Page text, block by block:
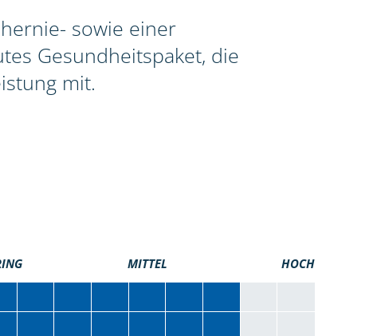
sowie einer
Gesundheitspaket, die
mit.
MITTEL HOCH